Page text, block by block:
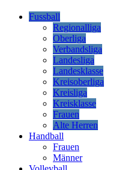
Fussball
Regionalliga
Oberliga
Verbandsliga
Landesliga
Landesklasse
Kreisoberliga
Kreisliga
Kreisklasse
Frauen
Alte Herren
Handball
Frauen
Männer